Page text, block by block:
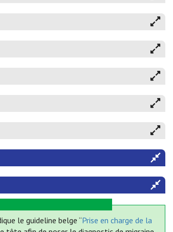
le guideline belge “Prise en charge de la